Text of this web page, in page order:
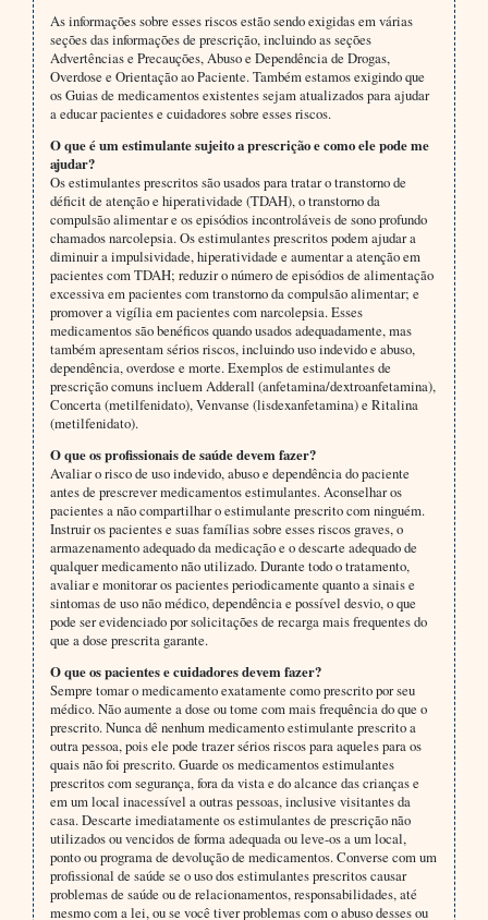
As informações sobre esses riscos estão sendo exigidas em várias
seções das informações de prescrição, incluindo as seções
Advertências e Precauções, Abuso e Dependência de Drogas,
Overdose e Orientação ao Paciente. Também estamos exigindo que
os Guias de medicamentos existentes sejam atualizados para ajudar
a educar pacientes e cuidadores sobre esses riscos.
O que é um estimulante sujeito a prescrição e como ele pode me
ajudar?
Os estimulantes prescritos são usados para tratar o transtorno de
déficit de atenção e hiperatividade (TDAH), o transtorno da
compulsão alimentar e os episódios incontroláveis de sono profundo
chamados narcolepsia. Os estimulantes prescritos podem ajudar a
diminuir a impulsividade, hiperatividade e aumentar a atenção em
pacientes com TDAH; reduzir o número de episódios de alimentação
excessiva em pacientes com transtorno da compulsão alimentar; e
promover a vigília em pacientes com narcolepsia. Esses
medicamentos são benéficos quando usados adequadamente, mas
também apresentam sérios riscos, incluindo uso indevido e abuso,
dependência, overdose e morte. Exemplos de estimulantes de
prescrição comuns incluem Adderall (anfetamina/dextroanfetamina),
Concerta (metilfenidato), Venvanse (lisdexanfetamina) e Ritalina
(metilfenidato).
O que os profissionais de saúde devem fazer?
Avaliar o risco de uso indevido, abuso e dependência do paciente
antes de prescrever medicamentos estimulantes. Aconselhar os
pacientes a não compartilhar o estimulante prescrito com ninguém.
Instruir os pacientes e suas famílias sobre esses riscos graves, o
armazenamento adequado da medicação e o descarte adequado de
qualquer medicamento não utilizado. Durante todo o tratamento,
avaliar e monitorar os pacientes periodicamente quanto a sinais e
sintomas de uso não médico, dependência e possível desvio, o que
pode ser evidenciado por solicitações de recarga mais frequentes do
que a dose prescrita garante.
O que os pacientes e cuidadores devem fazer?
Sempre tomar o medicamento exatamente como prescrito por seu
médico. Não aumente a dose ou tome com mais frequência do que o
prescrito. Nunca dê nenhum medicamento estimulante prescrito a
outra pessoa, pois ele pode trazer sérios riscos para aqueles para os
quais não foi prescrito. Guarde os medicamentos estimulantes
prescritos com segurança, fora da vista e do alcance das crianças e
em um local inacessível a outras pessoas, inclusive visitantes da
casa. Descarte imediatamente os estimulantes de prescrição não
utilizados ou vencidos de forma adequada ou leve-os a um local,
ponto ou programa de devolução de medicamentos. Converse com um
profissional de saúde se o uso dos estimulantes prescritos causar
problemas de saúde ou de relacionamentos, responsabilidades, até
mesmo com a lei, ou se você tiver problemas com o abuso desses ou